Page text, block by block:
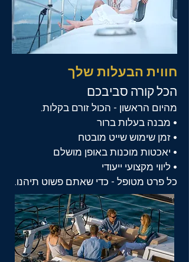
חווית הבעלות שלך
הכל קורה סביבכם
מהיום הראשון - הכול זורם בקלות.
• מבנה בעלות ברור
• זמן שימוש שייט מובטח
• יאכטות מוכנות באופן מושלם
• ליווי מקצועי ייעודי
כל פרט מטופל - כדי שאתם פשוט תיהנו.